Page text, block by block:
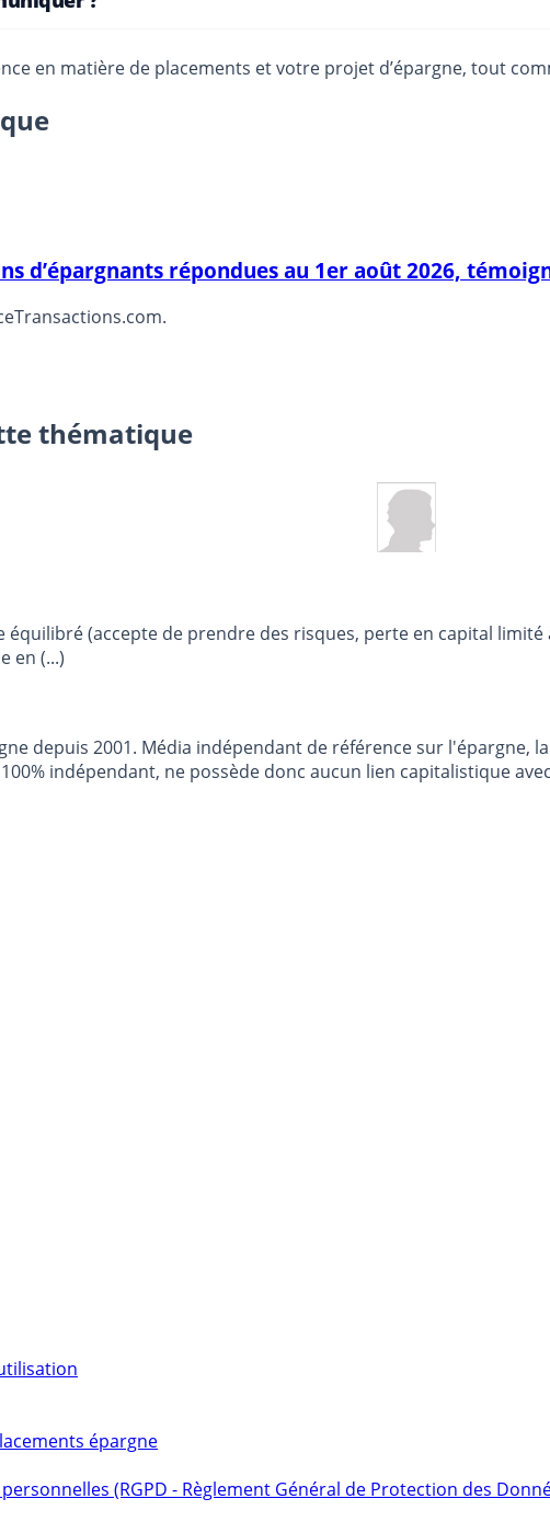
en matière de placements et votre projet d’épargne, tout
d’épargnants répondues au 1er août 2026,
thématique
équilibré (accepte de prendre des risques, perte en capital
en (...)
depuis 2001. Média indépendant de référence sur
indépendant, ne possède donc aucun lien capitalistique
épargne
(RGPD - Règlement Général de Protection des